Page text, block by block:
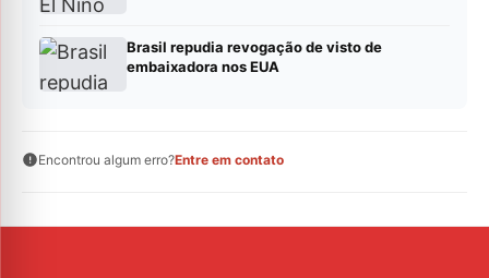
Brasil repudia revogação de visto de
embaixadora nos EUA
Encontrou algum erro?Entre em contato